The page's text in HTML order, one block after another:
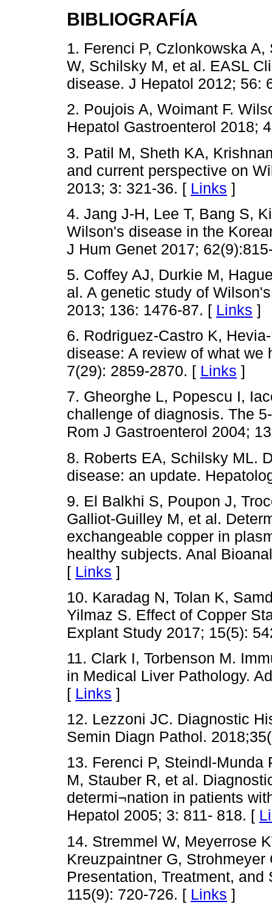
BIBLIOGRAFÍA
1. Ferenci P, Czlonkowska
W, Schilsky M, et al. EASL
disease. J Hepatol 2012; 56:
2. Poujois A, Woimant F.
Hepatol Gastroenterol 2018;
3. Patil M, Sheth KA,
and current perspective on
2013; 3: 321-36. [ Links ]
4. Jang J-H, Lee T, Bang S,
Wilson's disease in the
J Hum Genet 2017;
5. Coffey AJ, Durkie M,
al. A genetic study of
2013; 136: 1476-87. [ Links ]
6. Rodriguez-Castro K,
disease: A review of what
7(29): 2859-2870. [ Links ]
7. Gheorghe L, Popescu I,
challenge of diagnosis. The
Rom J Gastroenterol 2004;
8. Roberts EA, Schilsky ML.
disease: an update.
9. El Balkhi S, Poupon J,
Galliot-Guilley M, et al.
exchangeable copper in
healthy subjects. Anal
[ Links ]
10. Karadag N, Tolan K,
Yilmaz S. Effect of Copper
Explant Study 2017; 15(5):
11. Clark I, Torbenson M.
in Medical Liver Pathology.
[ Links ]
12. Lezzoni JC. Diagnostic
Semin Diagn Pathol.
13. Ferenci P, Steindl-Munda
M, Stauber R, et al.
determi¬nation in patients
Hepatol 2005; 3: 811- 818. [
14. Stremmel W, Meyerrose
Kreuzpaintner G,
Presentation, Treatment,
115(9): 720-726. [ Links ]